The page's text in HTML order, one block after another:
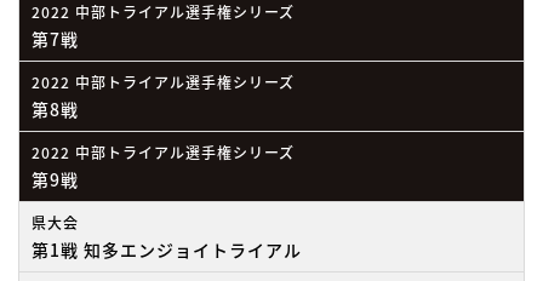
2022 中部トライアル選手権シリーズ
第7戦
2022 中部トライアル選手権シリーズ
第8戦
2022 中部トライアル選手権シリーズ
第9戦
県大会
第1戦 知多エンジョイトライアル